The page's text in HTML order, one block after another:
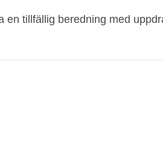
en tillfällig beredning med